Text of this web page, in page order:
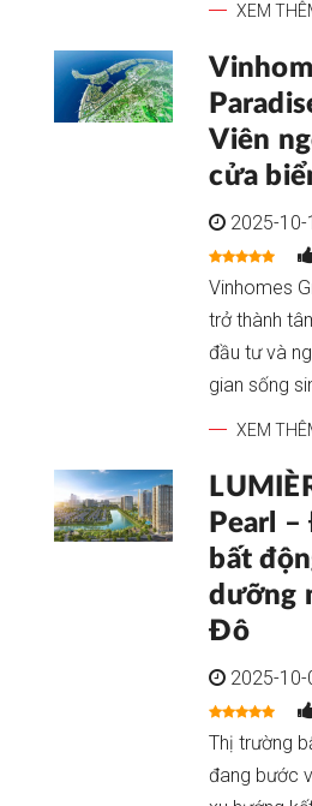
XEM
Viên
cửa
2025-10-
Vinhomes
trở thành
đầu tư và
gian sống
XEM
Pearl
bất
dưỡng
Đô
2025-10-
Thị trường
đang bước